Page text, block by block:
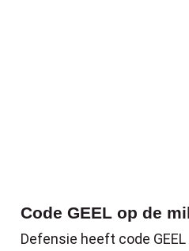
Code GEEL op de
Defensie heeft code